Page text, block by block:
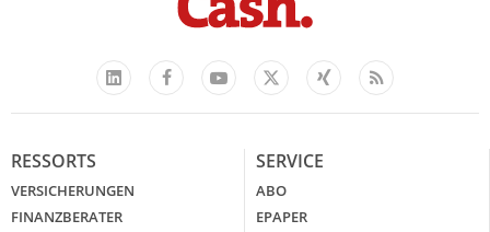
LinkedIn
FacebookYouTube
X
Xing Feed
RESSORTS
VERSICHERUNGEN
FINANZBERATER
SERVICE
ABO
EPAPER